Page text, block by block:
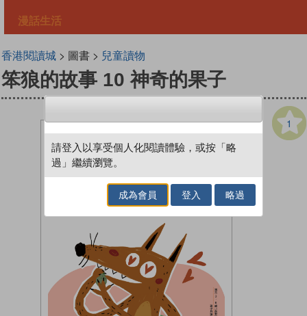
漫話生活
香港閱讀城> 圖書 > 兒童讀物
笨狼的故事 10 神奇的果子
1
請登入以享受個人化閱讀體驗，或按「略
過」繼續瀏覽。
成為會員 登入 略過